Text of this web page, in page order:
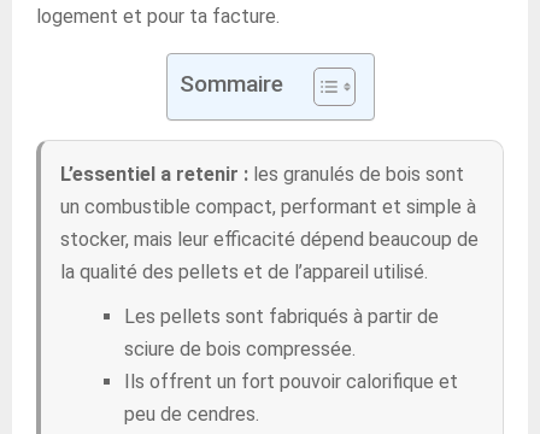
logement et pour ta facture.
Sommaire
L’essentiel a retenir : les granulés de bois sont
un combustible compact, performant et simple à
stocker, mais leur efficacité dépend beaucoup de
la qualité des pellets et de l’appareil utilisé.
Les pellets sont fabriqués à partir de
sciure de bois compressée.
Ils offrent un fort pouvoir calorifique et
peu de cendres.